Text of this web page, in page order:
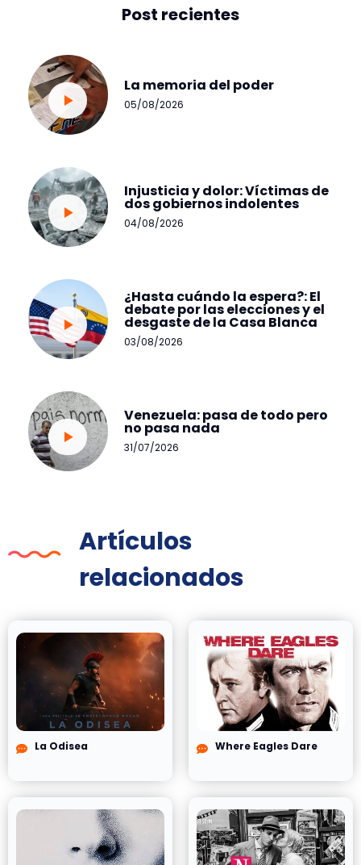
Post recientes
La memoria del poder
05/08/2026
Injusticia y dolor: Víctimas de
dos gobiernos indolentes
04/08/2026
¿Hasta cuándo la espera?: El
debate por las elecciones y el
desgaste de la Casa Blanca
03/08/2026
Venezuela: pasa de todo pero
no pasa nada
31/07/2026
Artículos
relacionados
La Odisea Where Eagles Dare